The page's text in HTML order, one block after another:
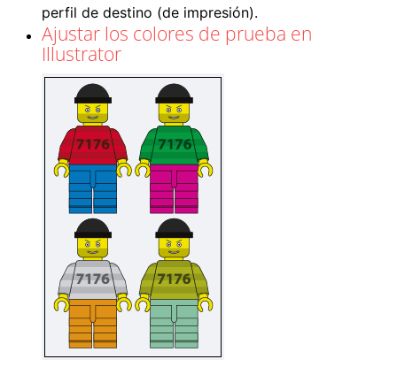
perfil de destino (de impresión).
Ajustar los colores de prueba en
Illustrator